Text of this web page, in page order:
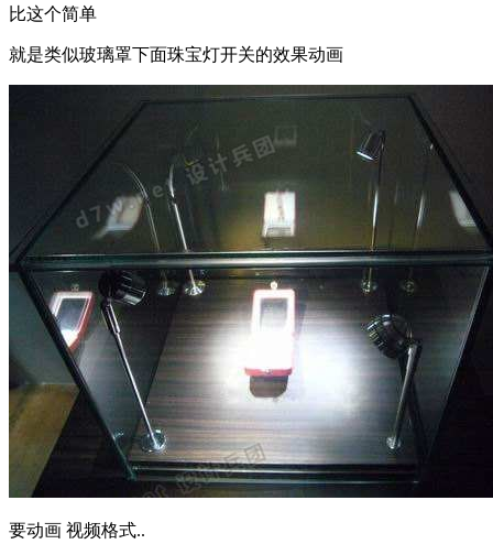
比这个简单
就是类似玻璃罩下面珠宝灯开关的效果动画
要动画 视频格式..